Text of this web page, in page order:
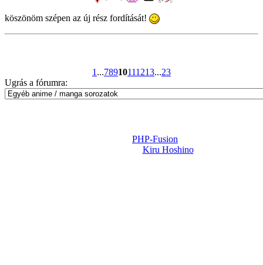
köszönöm szépen az új rész fordítását!
1 ...78910111213...23
Ugrás a fórumra:
PHP-Fusion
Kiru Hoshino